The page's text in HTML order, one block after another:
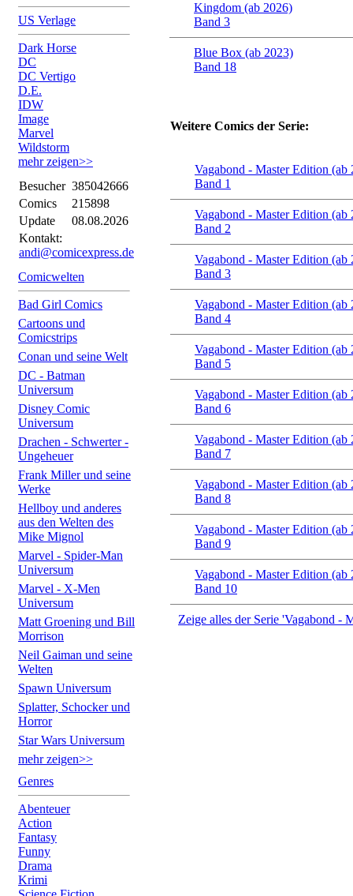
US Verlage
Dark Horse
DC
DC Vertigo
D.E.
IDW
Image
Marvel
Wildstorm
mehr zeigen>>
Besucher 385042666
Comics
215898
Update
08.08.2026
Kontakt:
andi@comicexpress.de
Comicwelten
Bad Girl Comics
Cartoons und
Comicstrips
Conan und seine Welt
DC - Batman
Universum
Disney Comic
Universum
Drachen - Schwerter -
Ungeheuer
Frank Miller und seine
Werke
Hellboy und anderes
aus den Welten des
Mike Mignol
Marvel - Spider-Man
Universum
Marvel - X-Men
Universum
Matt Groening und Bill
Morrison
Neil Gaiman und seine
Welten
Spawn Universum
Splatter, Schocker und
Horror
Star Wars Universum
mehr zeigen>>
Genres
Abenteuer
Action
Fantasy
Funny
Drama
Krimi
Kingdom (ab 2026)
Band 3
Blue Box (ab 2023)
Band 18
Weitere Comics der Serie:
Vagabond - Master Edition (ab
Band 1
Vagabond - Master Edition (ab
Band 2
Vagabond - Master Edition (ab
Band 3
Vagabond - Master Edition (ab
Band 4
Vagabond - Master Edition (ab
Band 5
Vagabond - Master Edition (ab
Band 6
Vagabond - Master Edition (ab
Band 7
Vagabond - Master Edition (ab
Band 8
Vagabond - Master Edition (ab
Band 9
Vagabond - Master Edition (ab
Band 10
Zeige alles der Serie 'Vagabond -